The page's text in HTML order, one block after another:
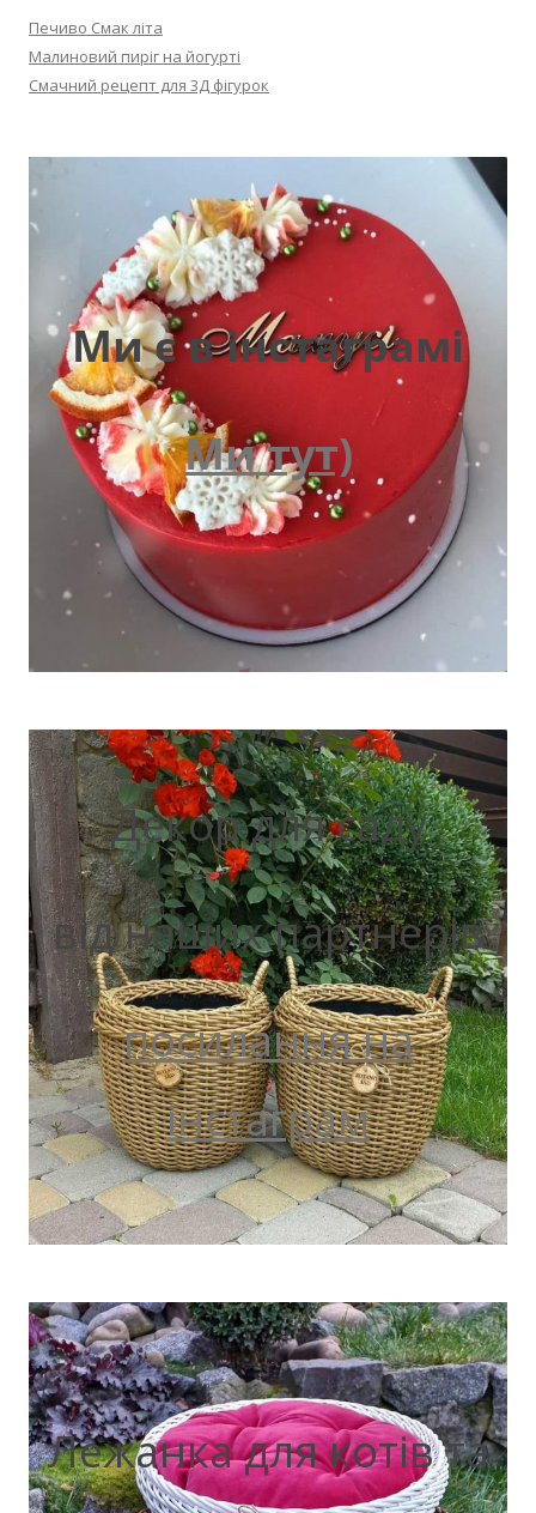
Печиво Смак літа
Малиновий пиріг на йогурті
Смачний рецепт для 3Д фігурок
Ми є в інстаграмі
Ми тут)
Декор для саду
від наших партнерів
посилання на
інстаграм
Лежанка для котів та